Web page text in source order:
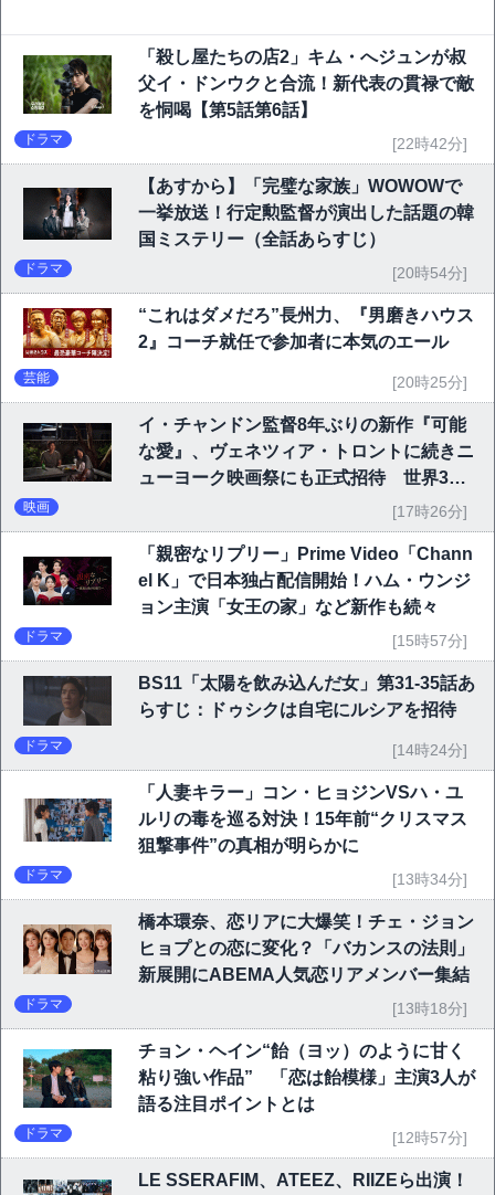
「殺し屋たちの店2」キム・へジュンが叔
父イ・ドンウクと合流！新代表の貫禄で敵
を恫喝【第5話第6話】
ドラマ [22時42分]
【あすから】「完璧な家族」WOWOWで
一挙放送！行定勲監督が演出した話題の韓
国ミステリー（全話あらすじ）
ドラマ [20時54分]
“これはダメだろ”長州力、『男磨きハウス
2』コーチ就任で参加者に本気のエール
芸能 [20時25分]
イ・チャンドン監督8年ぶりの新作『可能
な愛』、ヴェネツィア・トロントに続きニ
ューヨーク映画祭にも正式招待 世界3大
映画 [17時26分]
「親密なリプリー」Prime Video「Chann
el K」で日本独占配信開始！ハム・ウンジ
ョン主演「女王の家」など新作も続々
ドラマ [15時57分]
BS11「太陽を飲み込んだ女」第31-35話あ
らすじ：ドゥシクは自宅にルシアを招待
ドラマ [14時24分]
「人妻キラー」コン・ヒョジンVSハ・ユ
ルリの毒を巡る対決！15年前“クリスマス
狙撃事件”の真相が明らかに
ドラマ [13時34分]
橋本環奈、恋リアに大爆笑！チェ・ジョン
ヒョプとの恋に変化？「バカンスの法則」
新展開にABEMA人気恋リアメンバー集結
ドラマ [13時18分]
チョン・ヘイン“飴（ヨッ）のように甘く
粘り強い作品” 「恋は飴模様」主演3人が
語る注目ポイントとは
ドラマ [12時57分]
LE SSERAFIM、ATEEZ、RIIZEら出演！